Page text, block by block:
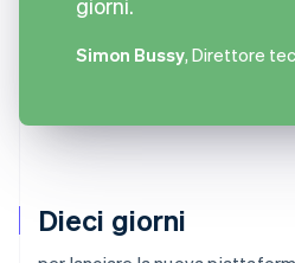
Dieci giorni
Simon Bussy, Direttore